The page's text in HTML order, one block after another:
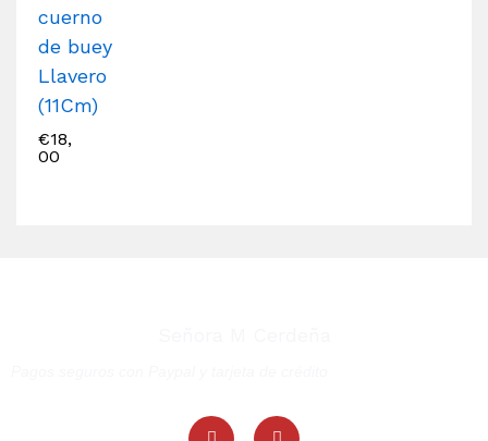
cuerno
de buey
Llavero
(11Cm)
€18,
00